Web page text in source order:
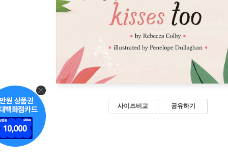
사이즈비교 공유하기